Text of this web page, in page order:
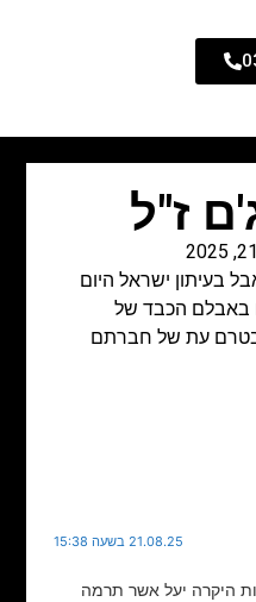
ז"ל
בעיתון ישראל היום
באבלם הכבד של
עת של חברתם
21.08.25 בשעה 15:38
היקרה יעל אשר תרמה